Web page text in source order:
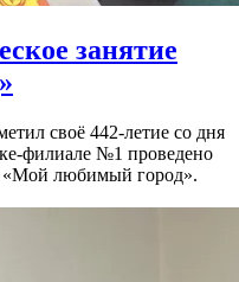
занятие
своё 442-летие со дня
филиале №1 проведено
«Мой любимый город».